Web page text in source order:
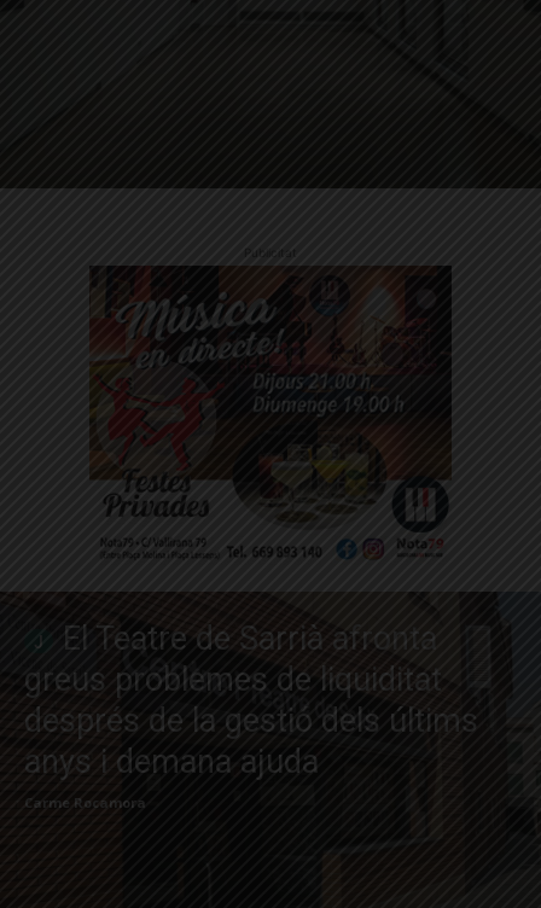
Publicitat
El Teatre de Sarrià afronta
greus problemes de liquiditat
després de la gestió dels últims
anys i demana ajuda
Carme Rocamora